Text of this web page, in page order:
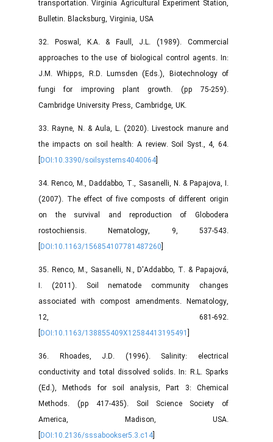
transportation. Virginia Agricultural Experiment Station,
Bulletin. Blacksburg, Virginia, USA
32. Poswal, K.A. & Faull, J.L. (1989). Commercial
approaches to the use of biological control agents. In:
J.M. Whipps, R.D. Lumsden (Eds.), Biotechnology of
fungi for improving plant growth. (pp 75-259).
Cambridge University Press, Cambridge, UK.
33. Rayne, N. & Aula, L. (2020). Livestock manure and
the impacts on soil health: A review. Soil Syst., 4, 64.
[DOI:10.3390/soilsystems4040064
34. Renco, M., Daddabbo, T., Sasanelli, N. & Papajova, I.
(2007). The effect of five composts of different origin
on the survival and reproduction of Globodera
rostochiensis. Nematology, 9, 537-543.
[DOI:10.1163/156854107781487260
35. Renco, M., Sasanelli, N., D′Addabbo, T. & Papajová,
I. (2011). Soil nematode community changes
associated with compost amendments. Nematology,
12, 681-692.
[DOI:10.1163/138855409X12584413195491
36. Rhoades, J.D. (1996). Salinity: electrical
conductivity and total dissolved solids. In: R.L. Sparks
(Ed.), Methods for soil analysis, Part 3: Chemical
Methods. (pp 417-435). Soil Science Society of
America, Madison, USA.
[DOI:10.2136/sssabookser5.3.c14